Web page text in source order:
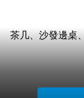
茶几、沙發邊桌